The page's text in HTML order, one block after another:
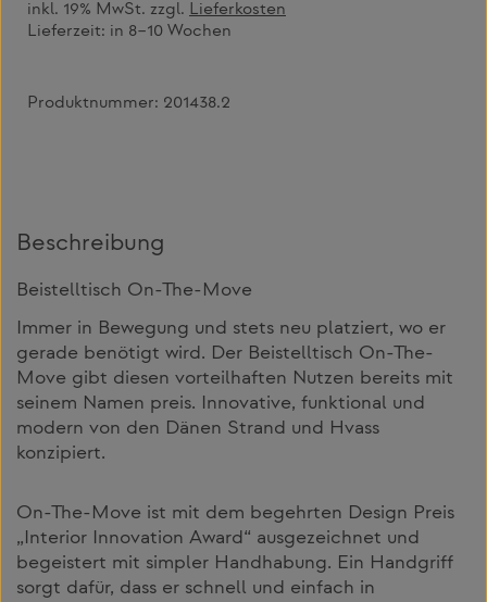
inkl. 19% MwSt. zzgl. Lieferkosten
Lieferzeit: in 8–10 Wochen
Produktnummer: 201438.2
Beschreibung
Beistelltisch On-The-Move
Immer in Bewegung und stets neu platziert, wo er
gerade benötigt wird. Der Beistelltisch On-The-
Move gibt diesen vorteilhaften Nutzen bereits mit
seinem Namen preis. Innovative, funktional und
modern von den Dänen Strand und Hvass
konzipiert.
On-The-Move ist mit dem begehrten Design Preis
„Interior Innovation Award“ ausgezeichnet und
begeistert mit simpler Handhabung. Ein Handgriff
sorgt dafür, dass er schnell und einfach in